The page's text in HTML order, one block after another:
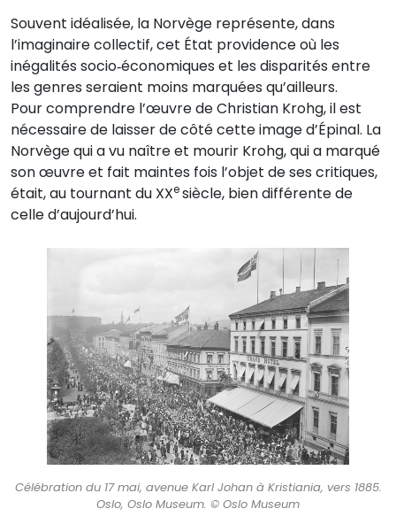
Souvent idéalisée, la Norvège représente, dans
l’imaginaire collectif, cet État providence où les
inégalités socio‑économiques et les disparités entre
les genres seraient moins marquées qu’ailleurs.
Pour comprendre l’œuvre de Christian Krohg, il est
nécessaire de laisser de côté cette image d’Épinal. La
Norvège qui a vu naître et mourir Krohg, qui a marqué
son œuvre et fait maintes fois l’objet de ses critiques,
était, au tournant du XXesiècle, bien différente de
celle d’aujourd’hui.
Célébration du 17 mai, avenue Karl Johan à Kristiania, vers 1885.
Oslo, Oslo Museum. © Oslo Museum